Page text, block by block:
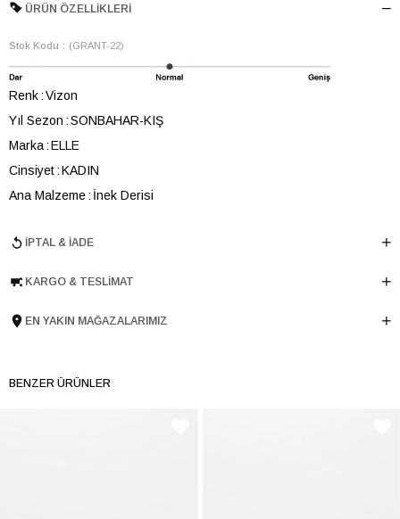
ÜRÜN ÖZELLIKLERI
Stok Kodu (GRANT-22)
Renk Vizon
Yıl Sezon SONBAHAR-KIŞ
Marka ELLE
Cinsiyet KADIN
Ana Malzeme İnek Derisi
Topuk Boyu 5 cm
Menşei TURKIYE
İPTAL & İADE
KARGO & TESLIMAT
EN YAKIN MAĞAZALARIMIZ
BENZER ÜRÜNLER